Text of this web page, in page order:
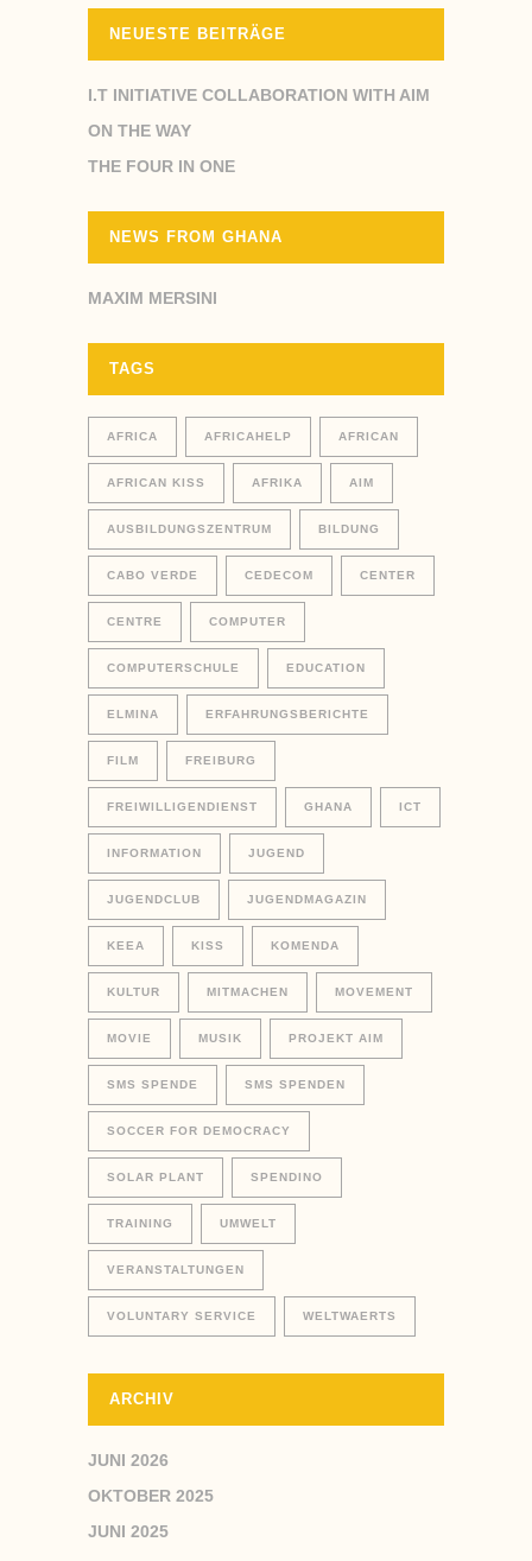
NEUESTE BEITRÄGE
I.T INITIATIVE COLLABORATION WITH AIM
ON THE WAY
THE FOUR IN ONE
NEWS FROM GHANA
MAXIM MERSINI
TAGS
AFRICA AFRICAHELP AFRICAN
AFRICAN KISS AFRIKA AIM
AUSBILDUNGSZENTRUM BILDUNG
CABO VERDE CEDECOM CENTER
CENTRE COMPUTER
COMPUTERSCHULE EDUCATION
ELMINA ERFAHRUNGSBERICHTE
FILM FREIBURG
FREIWILLIGENDIENST GHANA ICT
INFORMATION JUGEND
JUGENDCLUB JUGENDMAGAZIN
KEEA KISS KOMENDA
KULTUR MITMACHEN MOVEMENT
MOVIE MUSIK PROJEKT AIM
SMS SPENDE SMS SPENDEN
SOCCER FOR DEMOCRACY
SOLAR PLANT SPENDINO
TRAINING UMWELT
VERANSTALTUNGEN
VOLUNTARY SERVICE WELTWAERTS
ARCHIV
JUNI 2026
OKTOBER 2025
JUNI 2025